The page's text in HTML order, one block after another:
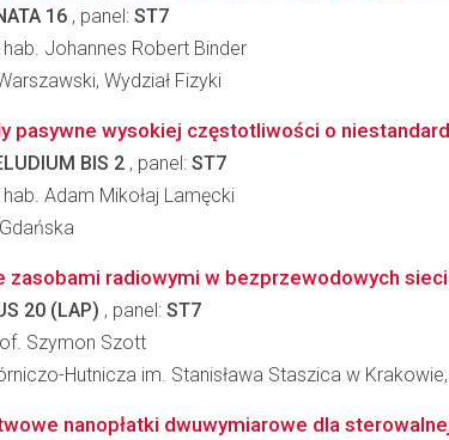
16 , panel: ST7
Johannes Robert Binder
Wydział Fizyki
pasywne wysokiej częstotliwości o
BIS 2 , panel: ST7
Adam Mikołaj Lamęcki
zasobami radiowymi w bezprzewodowych
20 (LAP) , panel: ST7
Szymon Szott
Hutnicza im. Stanisława Staszica w
nanopłatki dwuwymiarowe dla